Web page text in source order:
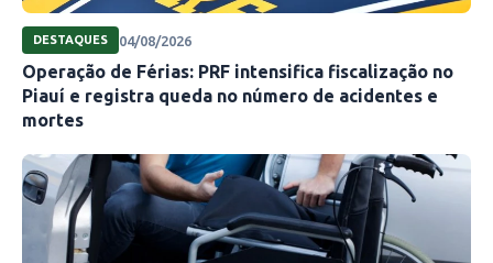
DESTAQUES 04/08/2026
Operação de Férias: PRF intensifica fiscalização no
Piauí e registra queda no número de acidentes e
mortes